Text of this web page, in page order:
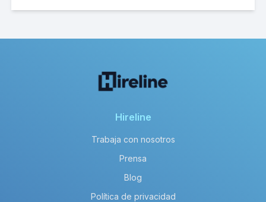
Hireline
Trabaja con nosotros
Prensa
Blog
Política de privacidad